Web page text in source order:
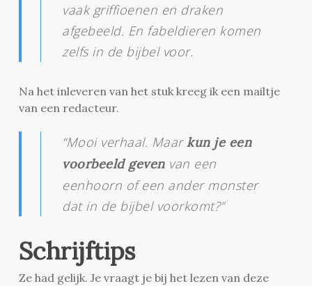
vaak griffioenen en draken
afgebeeld. En fabeldieren komen
zelfs in de bijbel voor.
Na het inleveren van het stuk kreeg ik een mailtje
van een redacteur.
“Mooi verhaal. Maarkun je een
voorbeeld gevenvan een
eenhoorn of een ander monster
dat in de bijbel voorkomt?”
Schrijftips
Ze had gelijk. Je vraagt je bij het lezen van deze